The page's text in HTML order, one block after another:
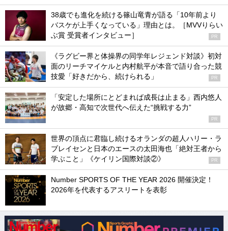
38歳でも進化を続ける篠山竜青が語る「10年前より
バスケが上手くなっている」理由とは。［MVVりらい
ぶ賞 受賞者インタビュー］
PR
《ラグビー界と体操界の同学年レジェンド対談》初対
面のリーチマイケルと内村航平が本音で語り合った競
技愛「好きだから、続けられる」
PR
「安定した場所にとどまれば成長は止まる」西内悠人
が故郷・高知で次世代へ伝えた“挑戦する力”
PR
世界の頂点に君臨し続けるオランダの超人ハリー・ラ
ブレイセンと日本のエースの太田海也「絶対王者から
学ぶこと」《ケイリン国際対談②》
PR
Number SPORTS OF THE YEAR 2026 開催決定！
2026年を代表するアスリートを表彰